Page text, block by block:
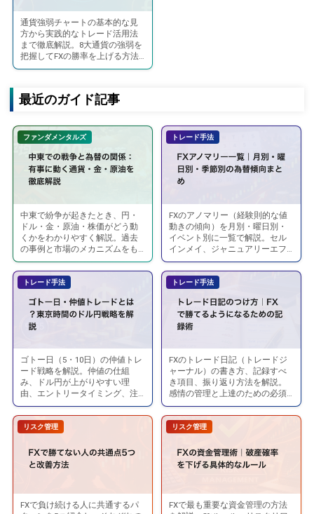
通
貨
強
と
は？
見
方
と
活
法
を
徹
底
解
【FX
初
者〜
中
級
向
通貨強弱チャートの基本的な見
方から実践的なトレード活用法
まで徹底解説。8大通貨の強弱を
把握してFXの勝率を上げる方法
を紹介します。
最近のガイド記事
ファンダメンタルズ
中
東
で
の
戦
争
替
の
関
有
事
に
動
通
中東で紛争が起きたとき、円・
ドル・金・原油・株価がどう動
くかをわかりやすく解説。過去
の事例と市場のメカニズムをも
とに、FXトレーダーが知ってお
くべき「有事の法則」をまとめ
ます。
トレード手法
FX
ア
ノ
マ
リ
ー
一
｜
月
別・
日
別・
季
節
の
FXのアノマリー（経験則的な値
動きの傾向）を月別・曜日別・
イベント別に一覧で解説。セル
インメイ、ジャニュアリーエフ
ェクト、ゴトー日など代表的な
アノマリーの活用法。
トレード手法
ゴ
ト
ー
日・
仲
値
ト
ー
ゴトー日（5・10日）の仲値トレ
ード戦略を解説。仲値の仕組
み、ドル円が上がりやすい理
由、エントリータイミング、注
意点をFXトレーダー向けに紹介
します。
トレード手法
ト
レ
ー
ド
日
記
の
け
FXのトレード日記（トレードジ
ャーナル）の書き方、記録すべ
き項目、振り返り方法を解説。
感情の管理と上達のための必須
ツールです。
リスク管理
FX
FXで負け続ける人に共通するパ
リスク管理
FX
FXで最も重要な資金管理の方法